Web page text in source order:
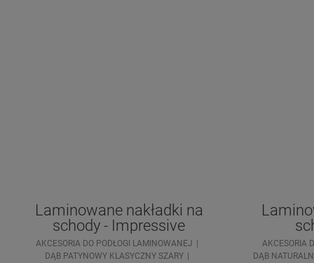
Laminowane nakładki na
schody - Impressive
AKCESORIA DO PODŁOGI LAMINOWANEJ
DĄB PATYNOWY KLASYCZNY SZARY
AKCESORIA
DĄB